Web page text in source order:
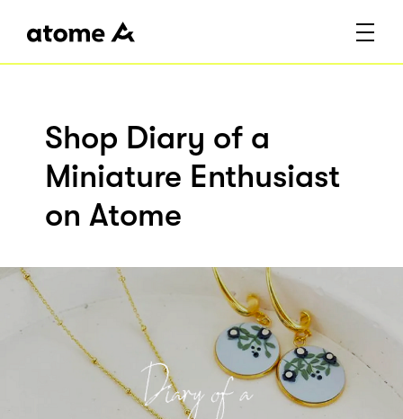
Shop Diary of a
Miniature Enthusiast
on Atome